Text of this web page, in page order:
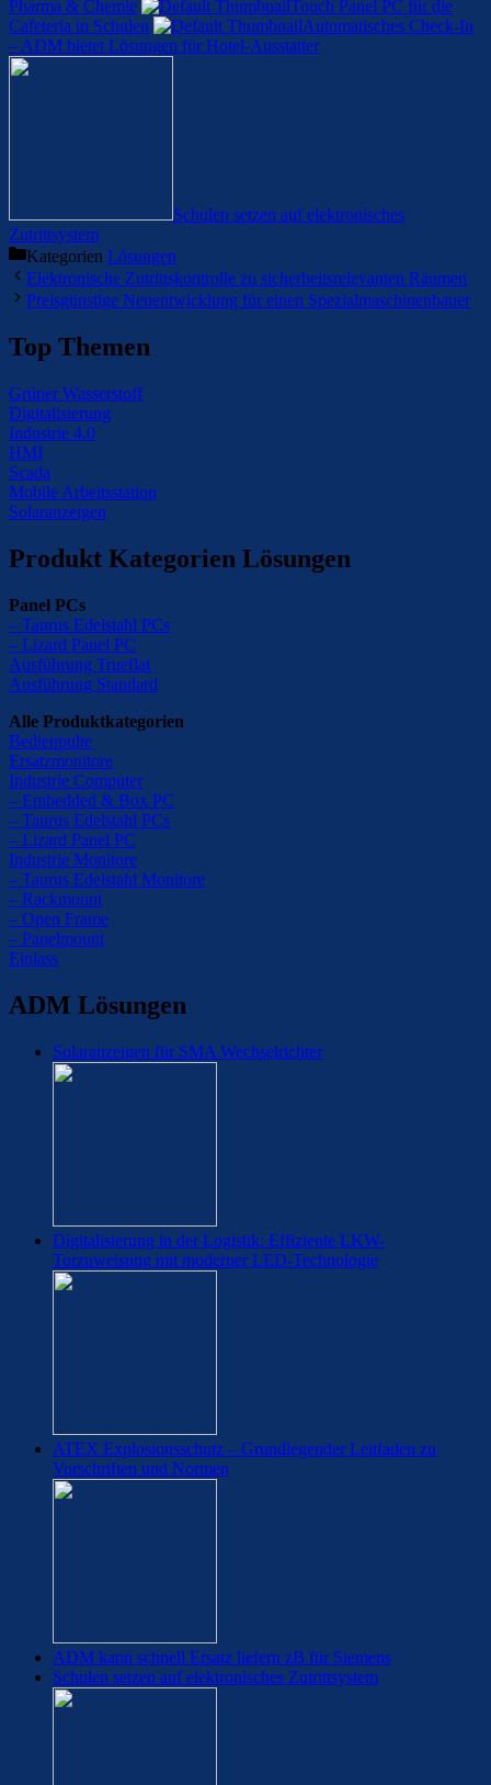
Pharma & Chemie
Touch Panel PC für die
Cafeteria in Schulen
Automatisches Check-In
– ADM bietet Lösungen für Hotel-Ausstatter
Schulen setzen auf elektronisches
Zutrittsystem
Kategorien Lösungen
Elektronische Zutrittskontrolle zu sicherheitsrelevanten Räumen
Preisgünstige Neuentwicklung für einen Spezialmaschinenbauer
Top Themen
Grüner Wasserstoff
Digitalisierung
Industrie 4.0
HMI
Scada
Mobile Arbeitsstation
Solaranzeigen
Produkt Kategorien Lösungen
Panel PCs
– Taurus Edelstahl PCs
– Lizard Panel PC
Ausführung Trueflat
Ausführung Standard
Alle Produktkategorien
Bedienpulte
Ersatzmonitore
Industrie Computer
– Embedded & Box PC
– Taurus Edelstahl PCs
– Lizard Panel PC
Industrie Monitore
– Taurus Edelstahl Monitore
– Rackmount
– Open Frame
– Panelmount
Einlass
ADM Lösungen
Solaranzeigen für SMA Wechselrichter
Digitalisierung in der Logistik: Effiziente LKW-
Torzuweisung mit moderner LED-Technologie
ATEX Explosionsschutz – Grundlegender Leitfaden zu
Vorschriften und Normen
ADM kann schnell Ersatz liefern zB für Siemens
Schulen setzen auf elektronisches Zutrittsystem